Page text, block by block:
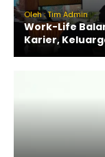
Oleh : Tim Admin
Work-Life
Karier,